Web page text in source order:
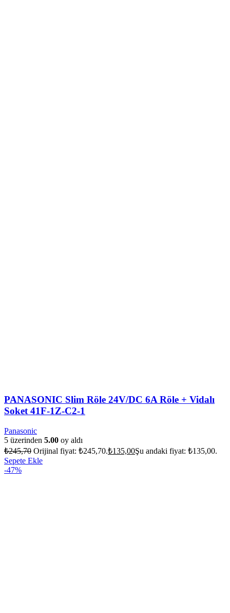
PANASONIC Slim Röle 24V/DC 6A Röle + Vidalı
Soket 41F-1Z-C2-1
Panasonic
5 üzerinden 5.00 oy aldı
₺245,70 Orijinal fiyat: ₺245,70.₺135,00Şu andaki fiyat: ₺135,00.
Sepete Ekle
-47%